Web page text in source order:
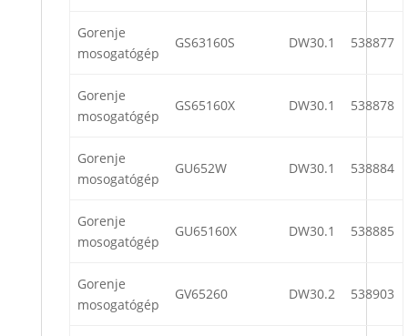
Gorenje
mosogatógép
GS63160S DW30.1 538877
Gorenje
mosogatógép
GS65160X DW30.1 538878
Gorenje
mosogatógép
GU652W DW30.1 538884
Gorenje
mosogatógép
GU65160X DW30.1 538885
Gorenje
mosogatógép
GV65260 DW30.2 538903